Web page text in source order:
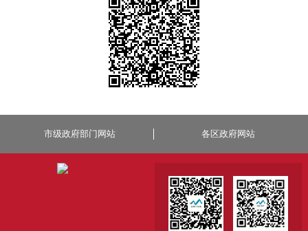
市级政府部门网站 各区政府网站